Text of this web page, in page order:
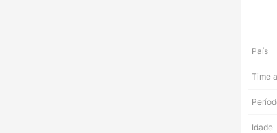
País
Time
Idade